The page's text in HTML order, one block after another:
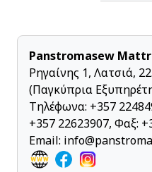
Panstromasew
Ρηγαίνης 1, Λατσιά,
(Παγκύπρια
Τηλέφωνα: +357
+357 22623907, Φαξ:
Email: